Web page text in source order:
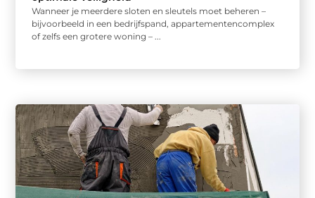
Wanneer je meerdere sloten en sleutels moet beheren –
bijvoorbeeld in een bedrijfspand, appartementencomplex
of zelfs een grotere woning – ...